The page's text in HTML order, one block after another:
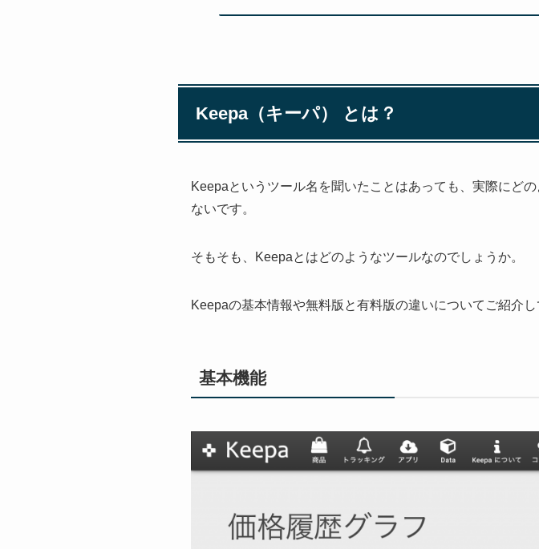
Keepa（キーパ） とは？
Keepaというツール名を聞いたことはあっても、実際にど
ないです。
そもそも、Keepaとはどのようなツールなのでしょうか。
Keepaの基本情報や無料版と有料版の違いについてご紹介し
基本機能